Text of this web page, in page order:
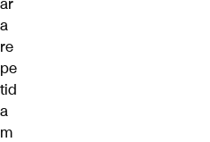
a
re
pe
tid
a
m